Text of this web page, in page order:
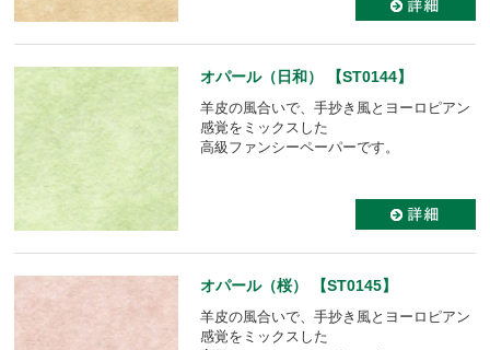
オパール（日和） 【ST0144】
羊皮の風合いで、手抄き風とヨーロピアン
感覚をミックスした
高級ファンシーペーパーです。
オパール（桜） 【ST0145】
羊皮の風合いで、手抄き風とヨーロピアン
感覚をミックスした